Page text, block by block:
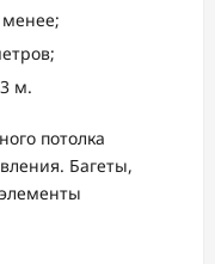
м.
потолка
Багеты,